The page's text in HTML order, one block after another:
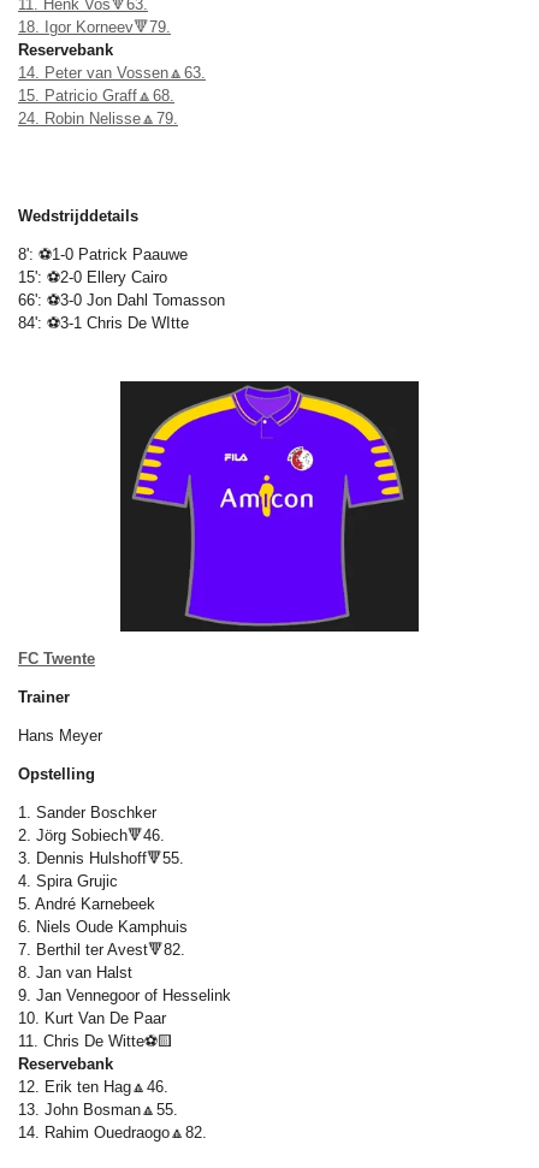
11. Henk Vos🔻63.
18. Igor Korneev🔻79.
Reservebank
14. Peter van Vossen🔼63.
15. Patricio Graff🔼68.
24. Robin Nelisse🔼79.
Wedstrijddetails
8': ⚽1-0 Patrick Paauwe
15': ⚽2-0 Ellery Cairo
66': ⚽3-0 Jon Dahl Tomasson
84': ⚽3-1 Chris De WItte
FC Twente
Trainer
Hans Meyer
Opstelling
1. Sander Boschker
2. Jörg Sobiech🔻46.
3. Dennis Hulshoff🔻55.
4. Spira Grujic
5. André Karnebeek
6. Niels Oude Kamphuis
7. Berthil ter Avest🔻82.
8. Jan van Halst
9. Jan Vennegoor of Hesselink
10. Kurt Van De Paar
11. Chris De Witte⚽🟨
Reservebank
12. Erik ten Hag🔼46.
13. John Bosman🔼55.
14. Rahim Ouedraogo🔼82.